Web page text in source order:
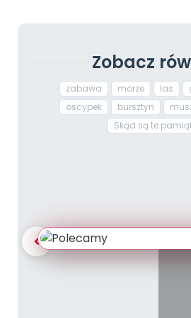
Zobacz
zabawa morze las
oscypek
bursztyn
Skąd są te